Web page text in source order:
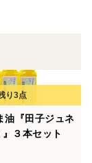
油『田子ジュネ
３本セット